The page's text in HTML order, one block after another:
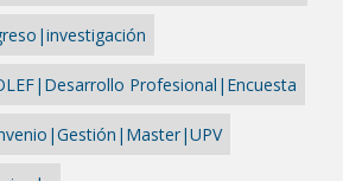
Profesional|Encuesta